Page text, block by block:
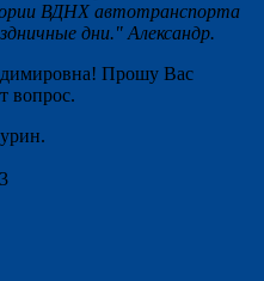
ВДНХ автотранспорта
дни." Александр.
Прошу Вас
вопрос.